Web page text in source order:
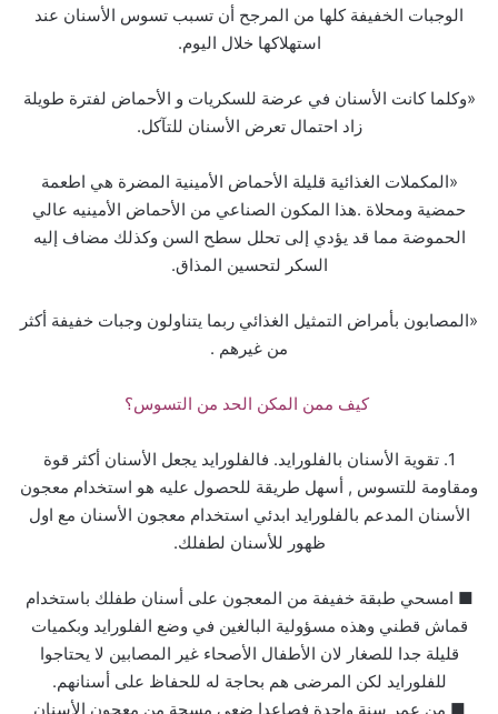
الوجبات الخفيفة كلها من المرجح أن تسبب تسوس الأسنان عند
استهلاكها خلال اليوم.
«وكلما كانت الأسنان في عرضة للسكريات و الأحماض لفترة طويلة
زاد احتمال تعرض الأسنان للتآكل.
«المكملات الغذائية قليلة الأحماض الأمينية المضرة هي اطعمة
حمضية ومحلاة .هذا المكون الصناعي من الأحماض الأمينيه عالي
الحموضة مما قد يؤدي إلى تحلل سطح السن وكذلك مضاف إليه
السكر لتحسين المذاق.
«المصابون بأمراض التمثيل الغذائي ربما يتناولون وجبات خفيفة أكثر
من غيرهم .
كيف ممن المكن الحد من التسوس؟
1. تقوية الأسنان بالفلورايد. فالفلورايد يجعل الأسنان أكثر قوة
ومقاومة للتسوس , أسهل طريقة للحصول عليه هو استخدام معجون
الأسنان المدعم بالفلورايد ابدئي استخدام معجون الأسنان مع اول
ظهور للأسنان لطفلك.
■ امسحي طبقة خفيفة من المعجون على أسنان طفلك باستخدام
قماش قطني وهذه مسؤولية البالغين في وضع الفلورايد وبكميات
قليلة جدا للصغار لان الأطفال الأصحاء غير المصابين لا يحتاجوا
للفلورايد لكن المرضى هم بحاجة له للحفاظ على أسنانهم.
■ من عمر سنة واحدة فصاعدا ضعي مسحة من معجون الأسنان